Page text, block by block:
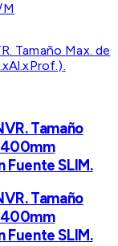
Tamaño
400mm
Fuente SLIM.
Tamaño
400mm
Fuente SLIM.